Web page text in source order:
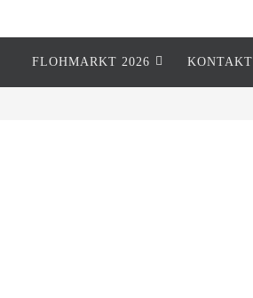
FLOHMARKT 2026 KONTAKT